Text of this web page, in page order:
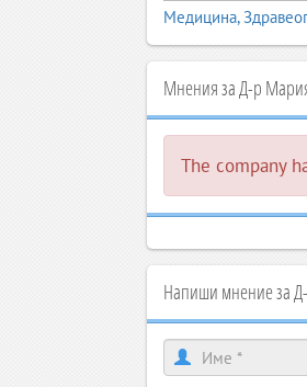
Медицина,
Мнения за Д-р
The company
Напиши мнение за